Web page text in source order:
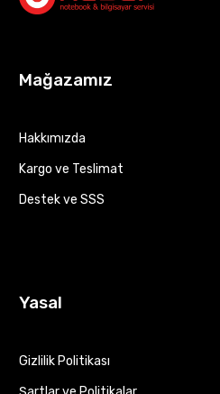
Mağazamız
Hakkımızda
Kargo ve Teslimat
Destek ve SSS
Yasal
Gizlilik Politikası